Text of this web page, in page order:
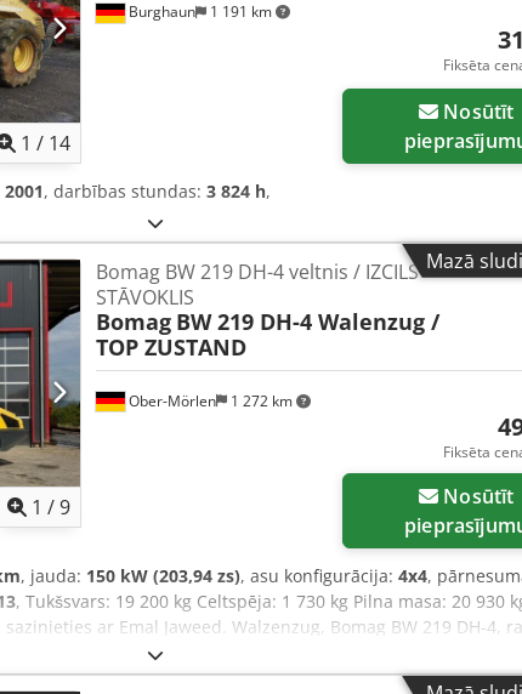
1 / 14
Burghaun 1 191 km
Fiksēta
2001, darbības stundas: 3 824 h,
Mazā
1 /9
Ober-Mörlen 1 272 km
Bomag BW 219 DH-4 veltnis / IZCILS
STĀVOKLIS
Bomag BW 219 DH-4 Walenzug /
TOP ZUSTAND
Fiksēta
, jauda: 150 kW (203,94 zs), asu konfigurācija: 4x4,
, Tukšsvars: 19 200 kg Celtspēja: 1 730 kg Pilna masa: 20 930
ar Emal Jaweed. Walzenzug, Bomag BW 219 DH-4,
garums: 6 000 mm, platums: 2 300 mm, augstums: 3 020 mm,
20 930 kg, dzinēja tips: Deutz TCD 2012 L06, dzinēja